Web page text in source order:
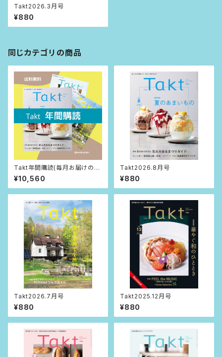
Takt2026.3月号
¥880
同じカテゴリの商品
Takt年間購読(毎月お届けの送
料込)
¥10,560
Takt2026.8月号
¥880
Takt2026.7月号
¥880
Takt2025.12月号
¥880